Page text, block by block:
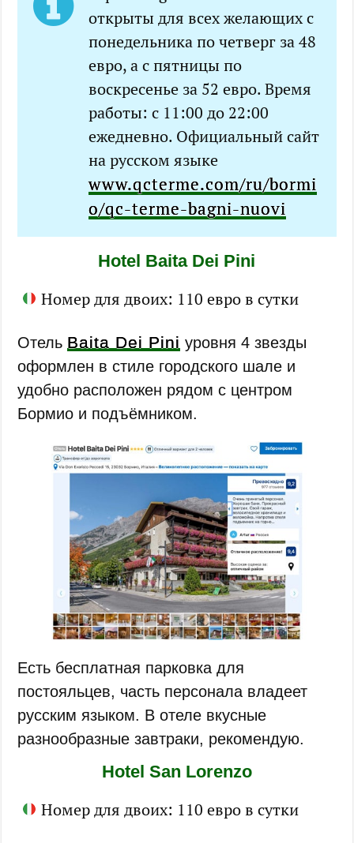
открыты для всех желающих с
понедельника по четверг за 48
евро, а с пятницы по
воскресенье за 52 евро. Время
работы: c 11:00 до 22:00
ежедневно. Официальный сайт
на русском языке
www.qcterme.com/ru/bormi
o/qc-terme-bagni-nuovi
Hotel Baita Dei Pini
Номер для двоих: 110 евро в сутки
Отель Baita Dei Pini уровня 4 звезды
оформлен в стиле городского шале и
удобно расположен рядом с центром
Бормио и подъёмником.
Есть бесплатная парковка для
постояльцев, часть персонала владеет
русским языком. В отеле вкусные
разнообразные завтраки, рекомендую.
Hotel San Lorenzo
Номер для двоих: 110 евро в сутки